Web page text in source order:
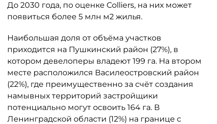
До 2030 года, по оценке Colliers, на них может
появиться более 5 млн м2 жилья.
Наибольшая доля от объёма участков
приходится на Пушкинский район (27%), в
котором девелоперы владеют 199 га. На втором
месте расположился Василеостровский район
(22%), где преимущественно за счёт создания
намывных территорий застройщики
потенциально могут освоить 164 га. В
Ленинградской области (12%) на границе с